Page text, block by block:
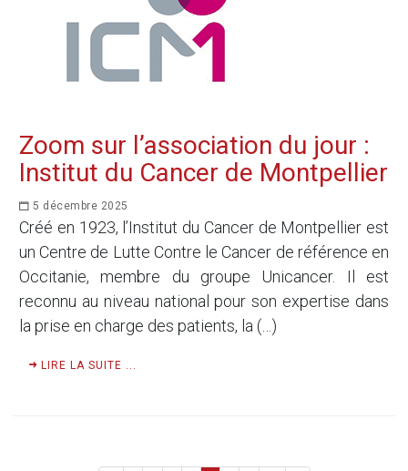
Zoom sur l’association du jour :
Institut du Cancer de Montpellier
5 décembre 2025
Créé en 1923, l’Institut du Cancer de Montpellier est
un Centre de Lutte Contre le Cancer de référence en
Occitanie, membre du groupe Unicancer. Il est
reconnu au niveau national pour son expertise dans
la prise en charge des patients, la (…)
LIRE LA SUITE ...